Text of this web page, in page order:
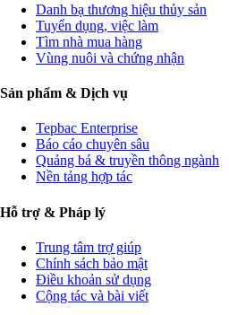
Danh bạ thương hiệu thủy sản
Tuyển dụng, việc làm
Tìm nhà mua hàng
Vùng nuôi và chứng nhận
Sản phẩm & Dịch vụ
Tepbac Enterprise
Báo cáo chuyên sâu
Quảng bá & truyền thông ngành
Nền tảng hợp tác
Hỗ trợ & Pháp lý
Trung tâm trợ giúp
Chính sách bảo mật
Điều khoản sử dụng
Cộng tác và bài viết